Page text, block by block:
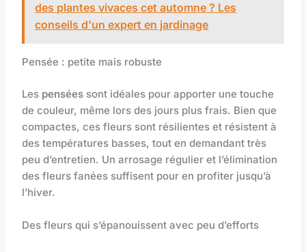
des plantes vivaces cet automne ? Les
conseils d'un expert en jardinage
Pensée : petite mais robuste
Les pensées sont idéales pour apporter une touche
de couleur, même lors des jours plus frais. Bien que
compactes, ces fleurs sont résilientes et résistent à
des températures basses, tout en demandant très
peu d’entretien. Un arrosage régulier et l’élimination
des fleurs fanées suffisent pour en profiter jusqu’à
l’hiver.
Des fleurs qui s’épanouissent avec peu d’efforts